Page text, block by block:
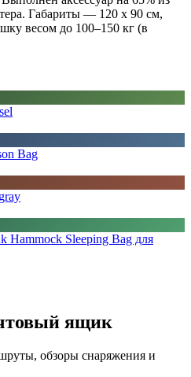
Габариты — 120 х 90 см,
весом до 100–150 кг (в
Bag
Sleeping Bag для
ящик
обзоры снаряжения и